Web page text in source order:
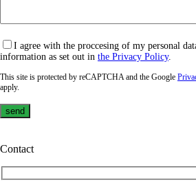
I agree with the proccesing of my personal
information as set out in the Privacy Policy.
This site is protected by reCAPTCHA and the Google
apply.
Contact